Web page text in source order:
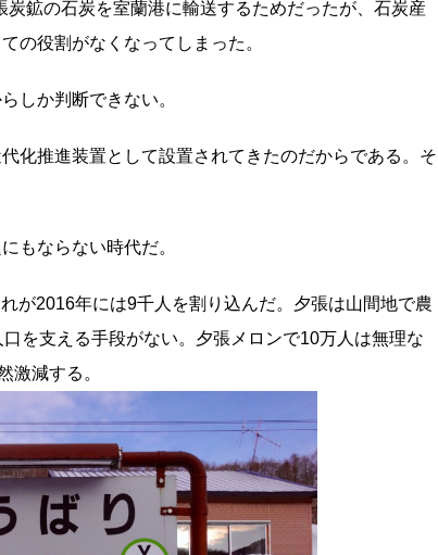
鉱の石炭を室蘭港に輸送するためだったが、石炭産
の役割がなくなってしまった。
しか判断できない。
化推進装置として設置されてきたのだからである。そ
もならない時代だ。
が2016年には9千人を割り込んだ。夕張は山間地で農
を支える手段がない。夕張メロンで10万人は無理な
激減する。